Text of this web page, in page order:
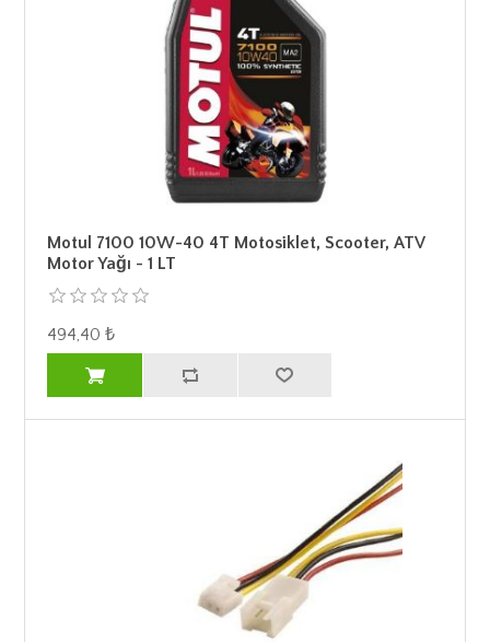
Motul 7100 10W-40 4T Motosiklet, Scooter, ATV
Motor Yağı - 1 LT
494,40 ₺